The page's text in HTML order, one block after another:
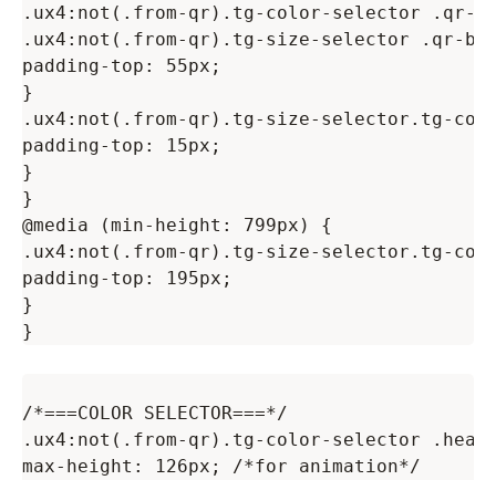
.ux4:not(.from-qr).tg-color-selector .qr-
.ux4:not(.from-qr).tg-size-selector .qr-
padding-top: 55px;
}
.ux4:not(.from-qr).tg-size-selector.tg-
padding-top: 15px;
}
}
@media (min-height: 799px) {
.ux4:not(.from-qr).tg-size-selector.tg-
padding-top: 195px;
}
/*===COLOR SELECTOR===*/
.ux4:not(.from-qr).tg-color-selector
max-height: 126px; /*for animation*/